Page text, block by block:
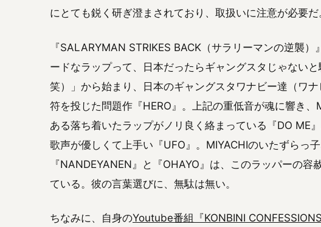
にとても鋭く研ぎ澄まされており、取扱いに注意が必要だ
『SALARYMAN STRIKES BACK（サラリーマンの逆襲
ードなラップって、日本だったらギャングスタじゃない
笑）」から始まり、日本のギャングスタワナビー達（ワ
符を投じた問題作『HERO』。上記の重低音が魂に響き
ある落ち着いたラップがノリ良く絡まっている『DO ME
歌声が優しくて上手い『UFO』。MIYACHIのいたずらっ
『NANDEYANEN』と『OHAYO』は、このラッパーの
ている。彼の言葉選びに、無駄は無い。
ちなみに、自身のYoutube番組『KONBINI CONFESSIONS